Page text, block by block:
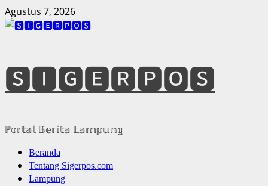
Skip
to
Agustus 7, 2026
🆂🅸🅶🅴🆁🅿🅾🆂
ℙ𝕠𝕣𝕥𝕒𝕝 𝔹𝕖𝕣𝕚𝕥𝕒 𝕃𝕒𝕞𝕡𝕦𝕟𝕘
Primary
Menu
Beranda
Tentang Sigerpos.com
Lampung